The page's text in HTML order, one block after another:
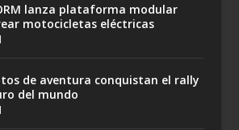
lanza plataforma modular
motocicletas eléctricas
de aventura conquistan el rally
del mundo